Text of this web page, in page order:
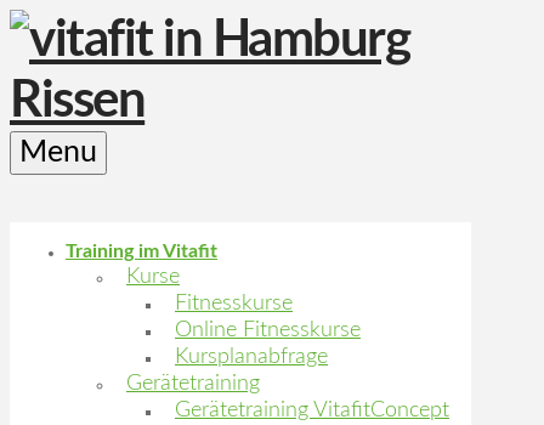
Menu
Training im Vitafit
Kurse
Fitnesskurse
Online Fitnesskurse
Kursplanabfrage
Gerätetraining
Gerätetraining VitafitConcept